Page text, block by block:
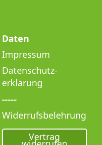
Daten
Impressum
Datenschutz­
erklärung
-----
Widerrufsbelehrung
Vertrag